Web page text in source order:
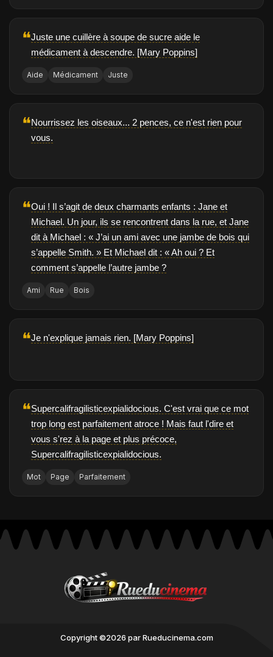
❝Juste une cuillère à soupe de sucre aide le
médicament à descendre. [Mary Poppins]
Aide Médicament Juste
❝Nourrissez les oiseaux... 2 pences, ce n'est rien pour
vous.
❝Oui ! Il s’agit de deux charmants enfants : Jane et
Michael. Un jour, ils se rencontrent dans la rue, et Jane
dit à Michael : « J’ai un ami avec une jambe de bois qui
s’appelle Smith. » Et Michael dit : « Ah oui ? Et
comment s’appelle l’autre jambe ?
Ami Rue Bois
❝Je n'explique jamais rien. [Mary Poppins]
❝Supercalifragilisticexpialidocious. C'est vrai que ce mot
trop long est parfaitement atroce ! Mais faut l'dire et
vous s'rez à la page et plus précoce,
Supercalifragilisticexpialidocious.
Mot Page Parfaitement
Copyright ©2026 par Rueducinema.com